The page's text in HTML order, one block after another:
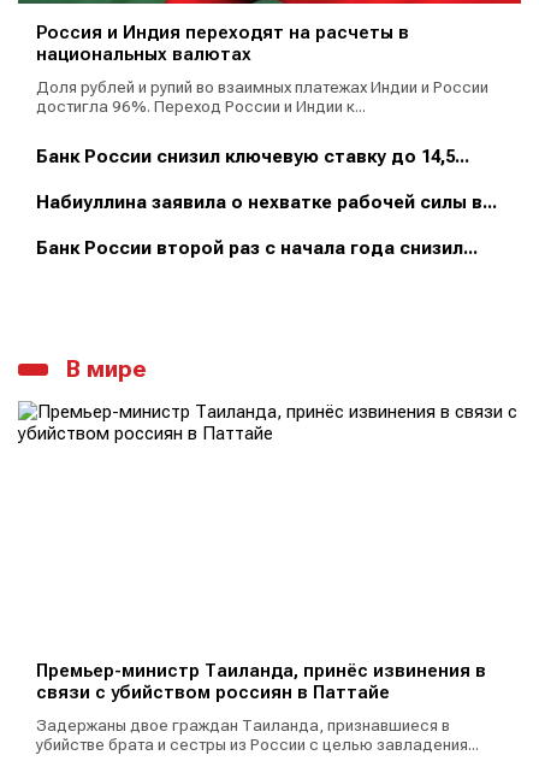
Россия и Индия переходят на расчеты в
национальных валютах
Доля рублей и рупий во взаимных платежах Индии и России
достигла 96%. Переход России и Индии к...
Банк России снизил ключевую ставку до 14,5...
Набиуллина заявила о нехватке рабочей силы в...
Банк России второй раз с начала года снизил...
В мире
Премьер-министр Таиланда, принёс извинения в
связи с убийством россиян в Паттайе
Задержаны двое граждан Таиланда, признавшиеся в
убийстве брата и сестры из России с целью завладения...